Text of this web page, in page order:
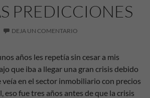
PREDICCIONES
DEJA UN COMENTARIO
años les repetía sin cesar a mis
que iba a llegar una gran crisis debido
en el sector inmobiliario con precios
eso fue tres años antes de que la crisis